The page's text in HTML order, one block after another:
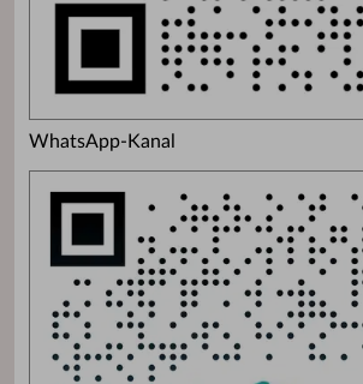
WhatsApp-Kanal